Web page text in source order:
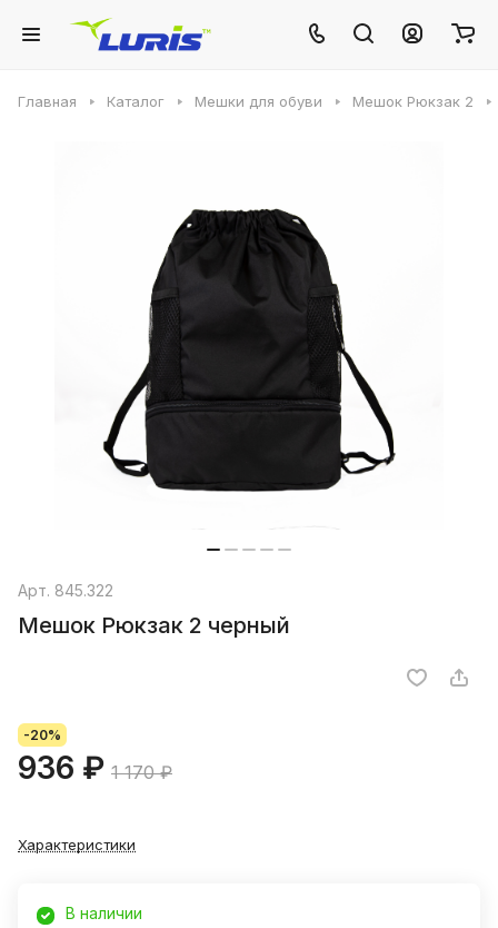
Главная Каталог Мешки для обуви Мешок Рюкзак 2
Арт. 845.322
Мешок Рюкзак 2 черный
-20%
936 ₽ 1 170 ₽
Характеристики
В наличии